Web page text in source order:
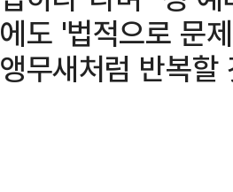
에도 '법적으로 문
앵무새처럼 반복